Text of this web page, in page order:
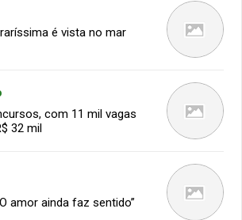
é vista no mar
com 11 mil vagas
32 mil
amor ainda faz sentido”